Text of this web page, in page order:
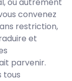
convenez
restriction,
et
parvenir.
tous